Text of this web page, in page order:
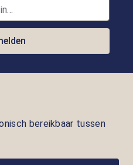
bereikbaar tussen